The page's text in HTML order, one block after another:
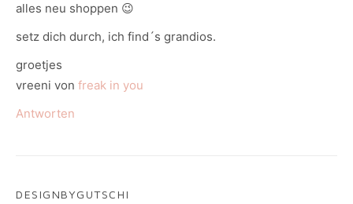
alles neu shoppen 😉
setz dich durch, ich find´s grandios.
groetjes
vreeni von freak in you
Antworten
DESIGNBYGUTSCHI